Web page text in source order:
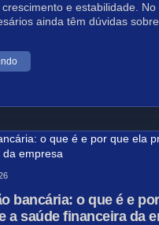
e estabilidade. No
ainda têm dúvidas sobre
bancária: o que é e
a saúde financeira da